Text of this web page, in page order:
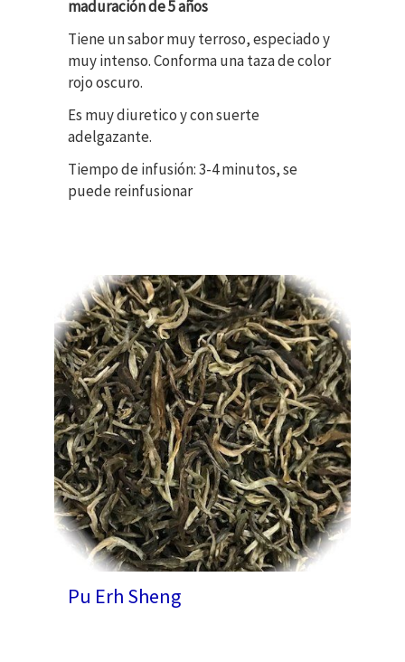
maduración de 5 años
Tiene un sabor muy terroso, especiado y
muy intenso. Conforma una taza de color
rojo oscuro.
Es muy diuretico y con suerte
adelgazante.
Tiempo de infusión: 3-4 minutos, se
puede reinfusionar
Pu Erh Sheng